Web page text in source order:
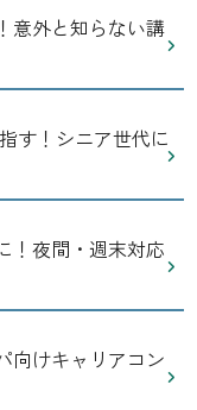
意外と知らない講
す！シニア世代に
！夜間・週末対応
向けキャリアコン